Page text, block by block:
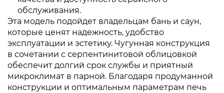
обслуживания.
Эта модель подойдет владельцам бань и саун,
которые ценят надежность, удобство
эксплуатации и эстетику. Чугунная конструкция
в сочетании с серпентинитовой облицовкой
обеспечит долгий срок службы и приятный
микроклимат в парной. Благодаря продуманной
конструкции и оптимальным параметрам печь